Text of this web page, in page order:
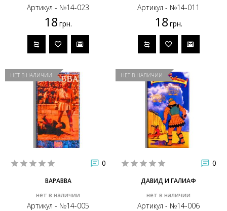
Артикул - №14-023
18 грн.
Артикул - №14-011
18 грн.
НЕТ В НАЛИЧИИ
0
ВАРАВВА
нет в наличии
Артикул - №14-005
НЕТ В НАЛИЧИИ
0
ДАВИД И ГАЛИАФ
нет в наличии
Артикул - №14-006